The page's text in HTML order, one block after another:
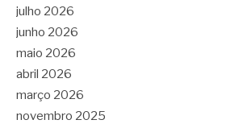
julho 2026
junho 2026
maio 2026
abril 2026
março 2026
novembro 2025